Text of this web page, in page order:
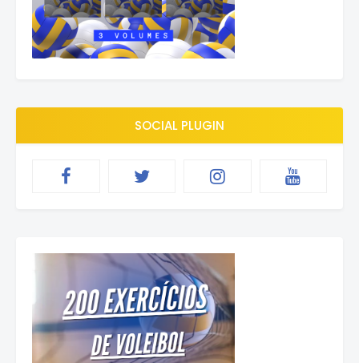
SOCIAL PLUGIN